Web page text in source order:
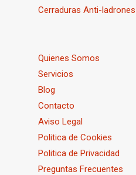
Cerraduras Anti-ladrones
Quienes Somos
Servicios
Blog
Contacto
Aviso Legal
Politica de Cookies
Politica de Privacidad
Preguntas Frecuentes